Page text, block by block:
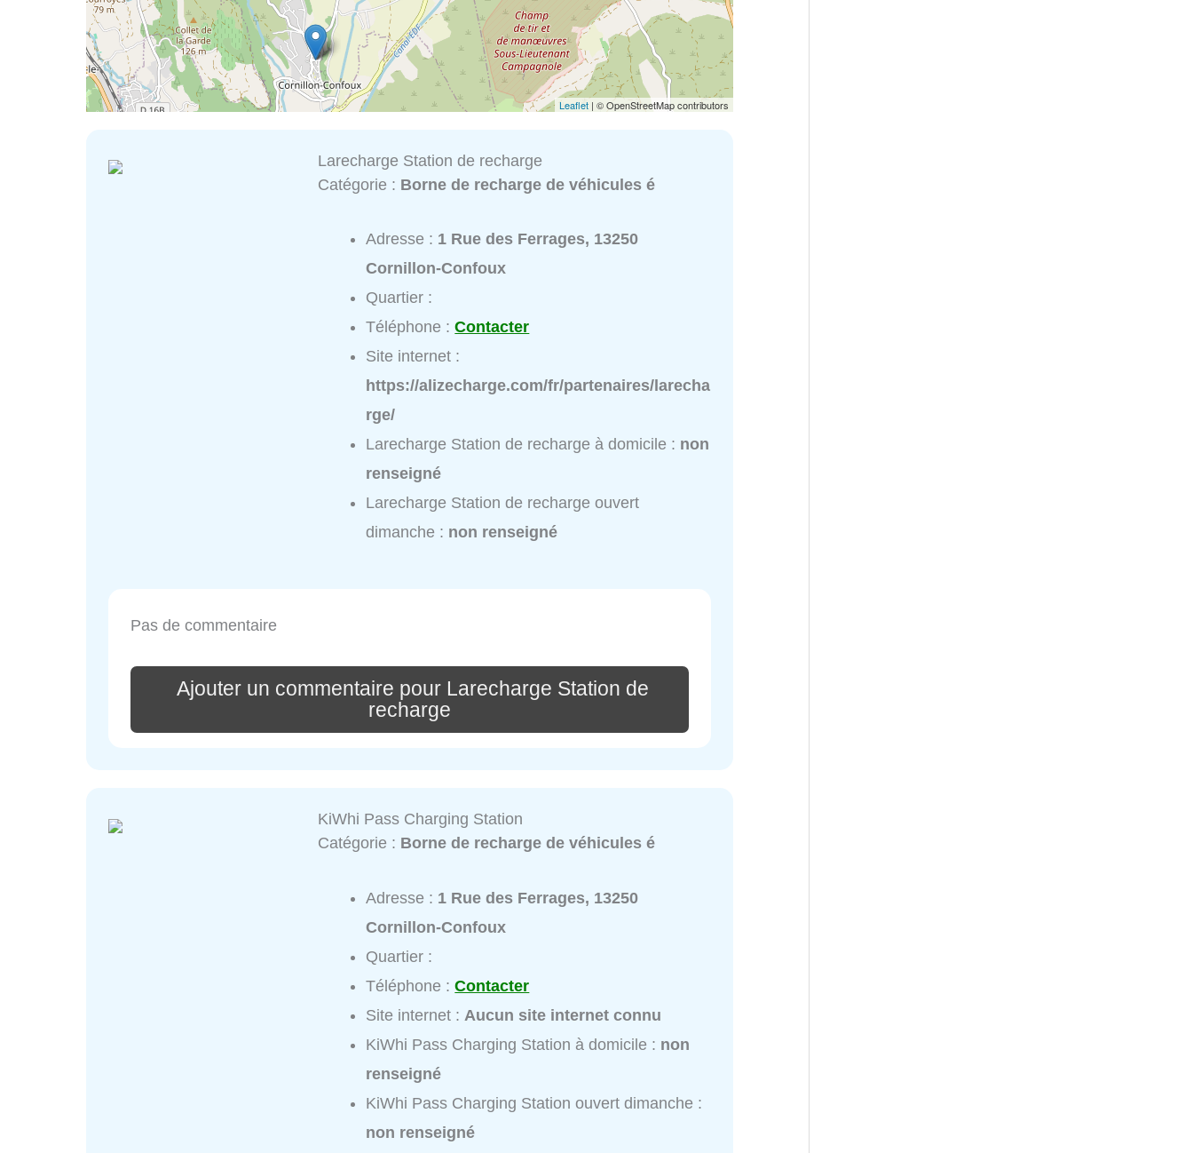
Leaflet | © OpenStreetMap contributors
Larecharge Station de recharge
Catégorie : Borne de recharge de véhicules é
Adresse : 1 Rue des Ferrages, 13250
Cornillon-Confoux
Quartier :
Téléphone :Contacter
Site internet :
https://alizecharge.com/fr/partenaires/larecha
rge/
Larecharge Station de recharge à domicile : non
renseigné
Larecharge Station de recharge ouvert
dimanche : non renseigné
Pas de commentaire
Ajouter un commentaire pour Larecharge Station de
recharge
KiWhi Pass Charging Station
Catégorie : Borne de recharge de véhicules é
Adresse : 1 Rue des Ferrages, 13250
Cornillon-Confoux
Quartier :
Téléphone :Contacter
Site internet :Aucun site internet connu
KiWhi Pass Charging Station à domicile : non
renseigné
KiWhi Pass Charging Station ouvert dimanche :
non renseigné